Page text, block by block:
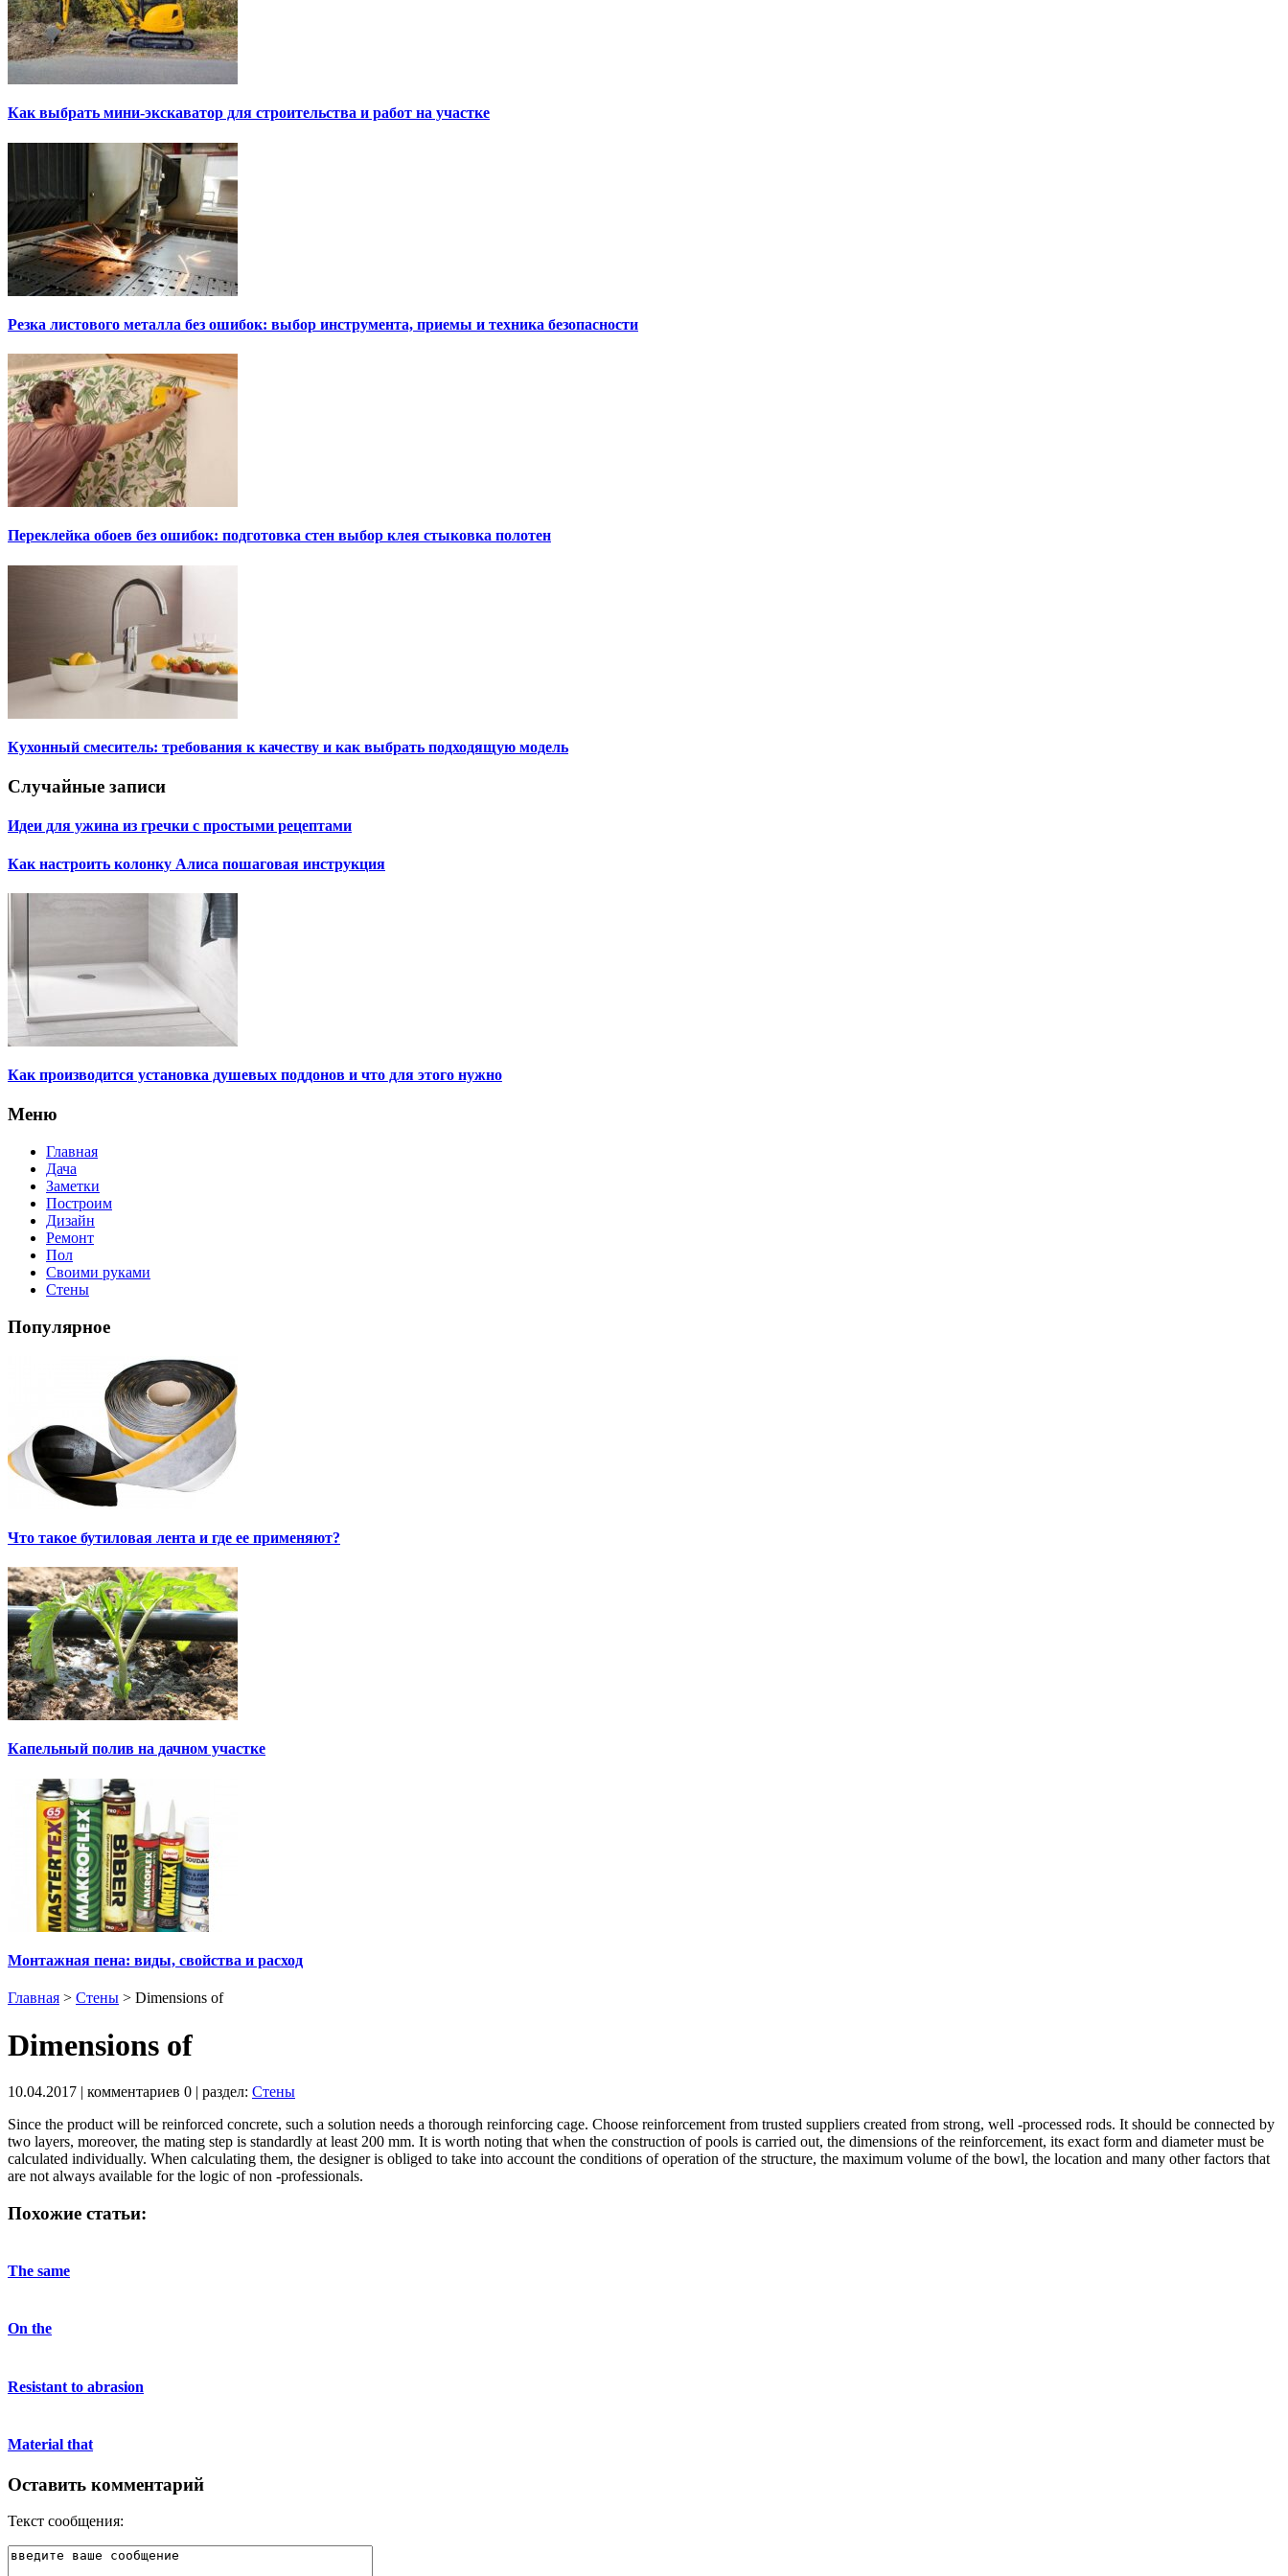
Как выбрать мини-экскаватор для строительства и работ на участке
Резка листового металла без ошибок: выбор инструмента, приемы и техника безопасности
Переклейка обоев без ошибок: подготовка стен выбор клея стыковка полотен
Кухонный смеситель: требования к качеству и как выбрать подходящую модель
Случайные записи
Идеи для ужина из гречки с простыми рецептами
Как настроить колонку Алиса пошаговая инструкция
Как производится установка душевых поддонов и что для этого нужно
Меню
Главная
Дача
Заметки
Построим
Дизайн
Ремонт
Пол
Своими руками
Стены
Популярное
Что такое бутиловая лента и где ее применяют?
Капельный полив на дачном участке
Монтажная пена: виды, свойства и расход
Главная > Стены > Dimensions of
Dimensions of
10.04.2017 | комментариев 0 | раздел: Стены
Since the product will be reinforced concrete, such a solution needs a thorough reinforcing cage. Choose reinforcement from trusted suppliers created from strong, well -processed rods. It should be connected by
two layers, moreover, the mating step is standardly at least 200 mm. It is worth noting that when the construction of pools is carried out, the dimensions of the reinforcement, its exact form and diameter must be
calculated individually. When calculating them, the designer is obliged to take into account the conditions of operation of the structure, the maximum volume of the bowl, the location and many other factors that
are not always available for the logic of non -professionals.
Похожие статьи:
The same
On the
Resistant to abrasion
Material that
Оставить комментарий
Текст сообщения: